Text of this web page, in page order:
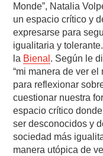
Monde”, Natalia
un espacio crítico y
expresarse para
igualitaria y
la Bienal . Según le
“mi manera de ver
para reflexionar
cuestionar nuestra
espacio crítico
ser desconocidos y
sociedad más
manera utópica de